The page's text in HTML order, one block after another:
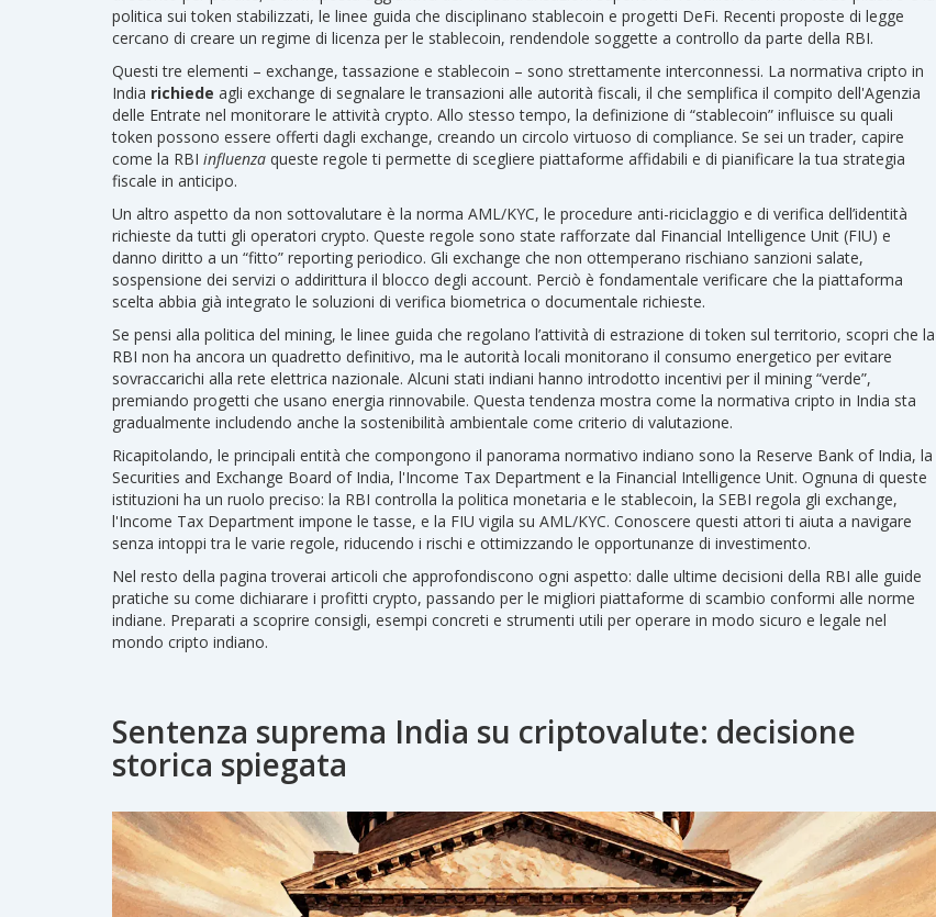
politica sui token stabilizzati, le linee guida che disciplinano stablecoin e progetti DeFi. Recenti proposte di legge
cercano di creare un regime di licenza per le stablecoin, rendendole soggette a controllo da parte della RBI.
Questi tre elementi – exchange, tassazione e stablecoin – sono strettamente interconnessi. La normativa cripto in
India richiede agli exchange di segnalare le transazioni alle autorità fiscali, il che semplifica il compito dell'Agenzia
delle Entrate nel monitorare le attività crypto. Allo stesso tempo, la definizione di “stablecoin” influisce su quali
token possono essere offerti dagli exchange, creando un circolo virtuoso di compliance. Se sei un trader, capire
come la RBI influenza queste regole ti permette di scegliere piattaforme affidabili e di pianificare la tua strategia
fiscale in anticipo.
Un altro aspetto da non sottovalutare è la norma AML/KYC, le procedure anti-riciclaggio e di verifica dell’identità
richieste da tutti gli operatori crypto. Queste regole sono state rafforzate dal Financial Intelligence Unit (FIU) e
danno diritto a un “fitto” reporting periodico. Gli exchange che non ottemperano rischiano sanzioni salate,
sospensione dei servizi o addirittura il blocco degli account. Perciò è fondamentale verificare che la piattaforma
scelta abbia già integrato le soluzioni di verifica biometrica o documentale richieste.
Se pensi alla politica del mining, le linee guida che regolano l’attività di estrazione di token sul territorio, scopri che la
RBI non ha ancora un quadretto definitivo, ma le autorità locali monitorano il consumo energetico per evitare
sovraccarichi alla rete elettrica nazionale. Alcuni stati indiani hanno introdotto incentivi per il mining “verde”,
premiando progetti che usano energia rinnovabile. Questa tendenza mostra come la normativa cripto in India sta
gradualmente includendo anche la sostenibilità ambientale come criterio di valutazione.
Ricapitolando, le principali entità che compongono il panorama normativo indiano sono la Reserve Bank of India, la
Securities and Exchange Board of India, l'Income Tax Department e la Financial Intelligence Unit. Ognuna di queste
istituzioni ha un ruolo preciso: la RBI controlla la politica monetaria e le stablecoin, la SEBI regola gli exchange,
l'Income Tax Department impone le tasse, e la FIU vigila su AML/KYC. Conoscere questi attori ti aiuta a navigare
senza intoppi tra le varie regole, riducendo i rischi e ottimizzando le opportunanze di investimento.
Nel resto della pagina troverai articoli che approfondiscono ogni aspetto: dalle ultime decisioni della RBI alle guide
pratiche su come dichiarare i profitti crypto, passando per le migliori piattaforme di scambio conformi alle norme
indiane. Preparati a scoprire consigli, esempi concreti e strumenti utili per operare in modo sicuro e legale nel
mondo cripto indiano.
Sentenza suprema India su criptovalute: decisione
storica spiegata